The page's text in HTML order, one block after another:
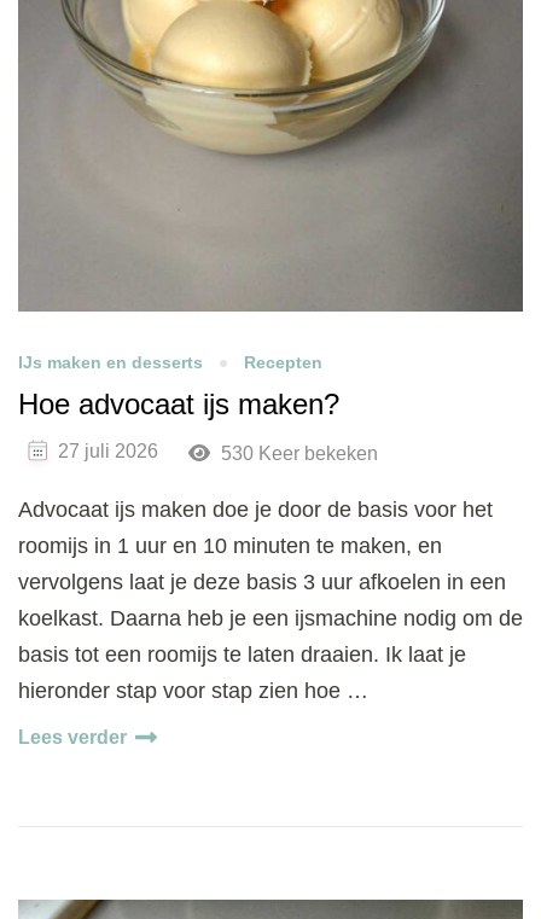
IJs maken en desserts Recepten
Hoe advocaat ijs maken?
27 juli 2026 530 Keer bekeken
Advocaat ijs maken doe je door de basis voor het
roomijs in 1 uur en 10 minuten te maken, en
vervolgens laat je deze basis 3 uur afkoelen in een
koelkast. Daarna heb je een ijsmachine nodig om de
basis tot een roomijs te laten draaien. Ik laat je
hieronder stap voor stap zien hoe …
Lees verder